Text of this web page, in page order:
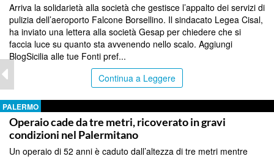
Arriva la solidarietà alla società che gestisce l’appalto dei servizi di
pulizia dell’aeroporto Falcone Borsellino. Il sindacato Legea Cisal,
ha inviato una lettera alla società Gesap per chiedere che si
faccia luce su quanto sta avvenendo nello scalo. Aggiungi
BlogSicilia alle tue Fonti pref...
Continua a Leggere
PALERMO
Operaio cade da tre metri, ricoverato in gravi
condizioni nel Palermitano
Un operaio di 52 anni è caduto dall’altezza di tre metri mentre